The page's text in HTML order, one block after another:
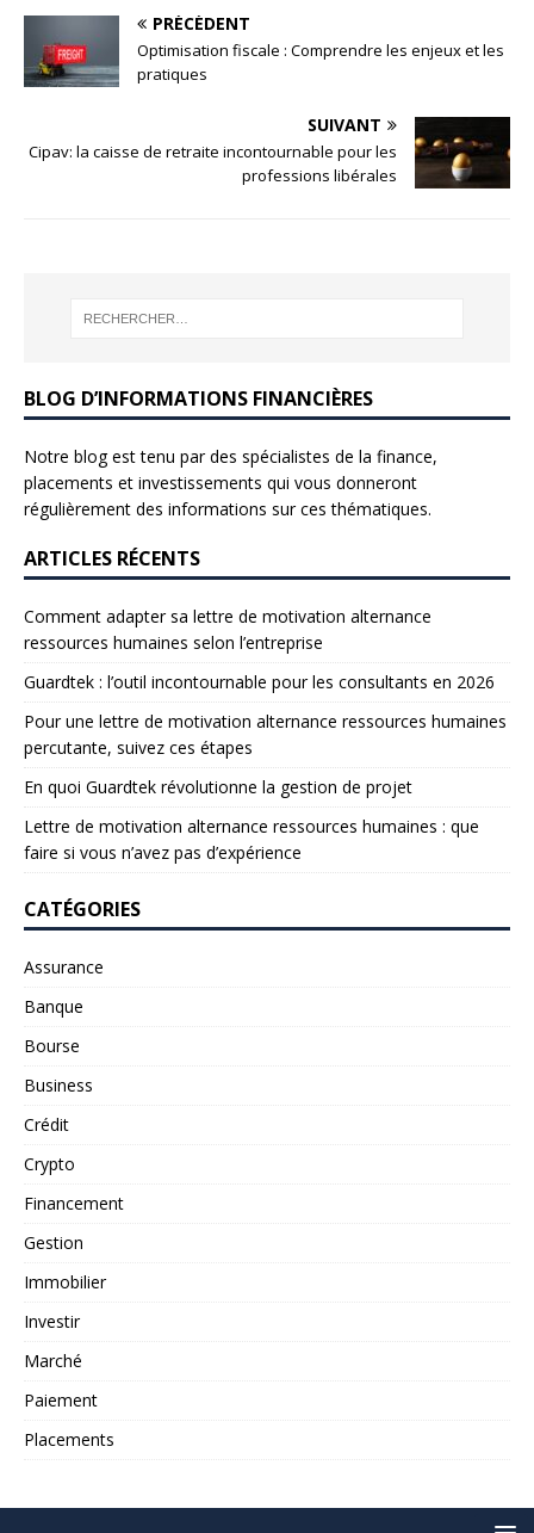
PRÉCÉDENT
Optimisation fiscale : Comprendre les enjeux et les
pratiques
SUIVANT
Cipav: la caisse de retraite incontournable pour les
professions libérales
BLOG D’INFORMATIONS FINANCIÈRES
Notre blog est tenu par des spécialistes de la finance,
placements et investissements qui vous donneront
régulièrement des informations sur ces thématiques.
ARTICLES RÉCENTS
Comment adapter sa lettre de motivation alternance
ressources humaines selon l’entreprise
Guardtek : l’outil incontournable pour les consultants en 2026
Pour une lettre de motivation alternance ressources humaines
percutante, suivez ces étapes
En quoi Guardtek révolutionne la gestion de projet
Lettre de motivation alternance ressources humaines : que
faire si vous n’avez pas d’expérience
CATÉGORIES
Assurance
Banque
Bourse
Business
Crédit
Crypto
Financement
Gestion
Immobilier
Investir
Marché
Paiement
Placements